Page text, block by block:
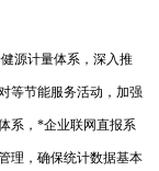
源计量体系，深入推
等节能服务活动，加强
系，*企业联网直报系
理，确保统计数据基本